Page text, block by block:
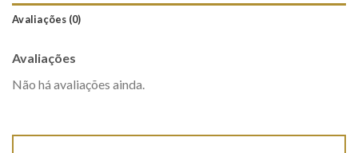
Avaliações (0)
Avaliações
Não há avaliações ainda.